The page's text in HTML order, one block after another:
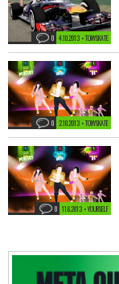
4.10.2013 • TONYSKATE
0
2.10.2013 • TONYSKATE
0
11.6.2013 • YOURSELF
0